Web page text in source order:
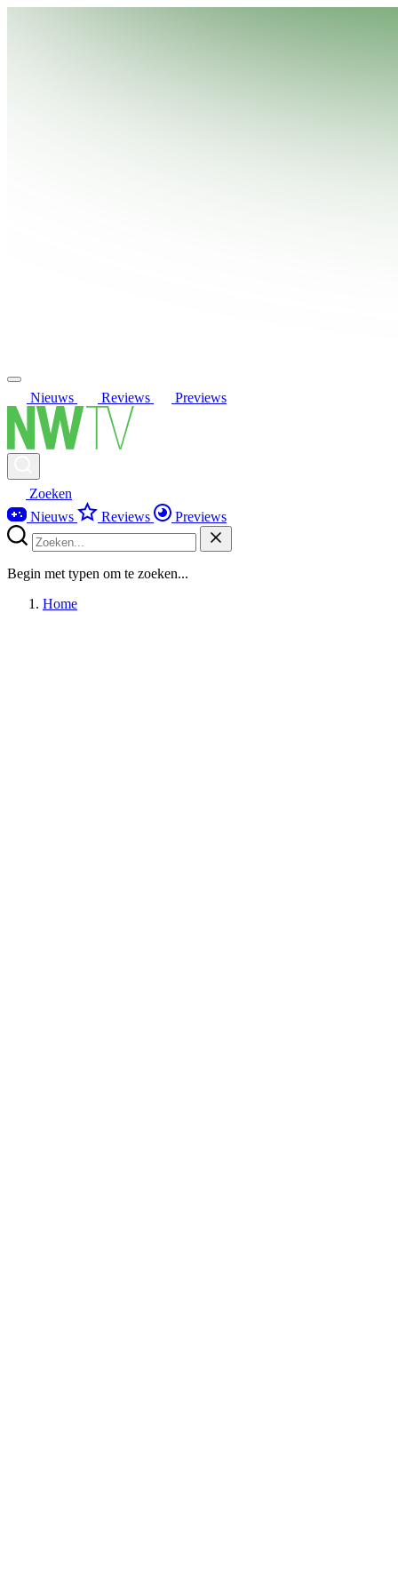
Nieuws Reviews Previews
Zoeken
Nieuws
Reviews Previews
Begin met typen om te zoeken...
Home